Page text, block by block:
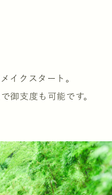
イクスタート。
御支度も可能です。